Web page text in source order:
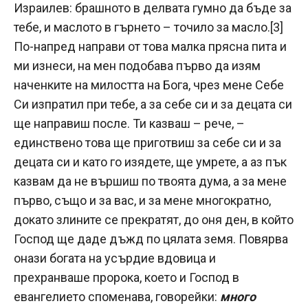
Израилев: брашното в делвата гумно да бъде за
тебе, и маслото в гърнето – точило за масло.[3]
По-напред направи от това малка прясна пита и
ми изнеси, на мен подобава първо да изям
наченките на милостта на Бога, чрез мене Себе
Си изпратил при тебе, а за себе си и за децата си
ще направиш после. Ти казваш – рече, –
единствено това ще приготвиш за себе си и за
децата си и като го изядете, ще умрете, а аз пък
казвам да не вършиш по твоята дума, а за мене
първо, също и за вас, и за мене многократно,
докато злините се прекратят, до оня ден, в който
Господ ще даде дъжд по цялата земя. Повярва
онази богата на усърдие вдовица и
прехранваше пророка, което и Господ в
евангелието споменава, говорейки: много